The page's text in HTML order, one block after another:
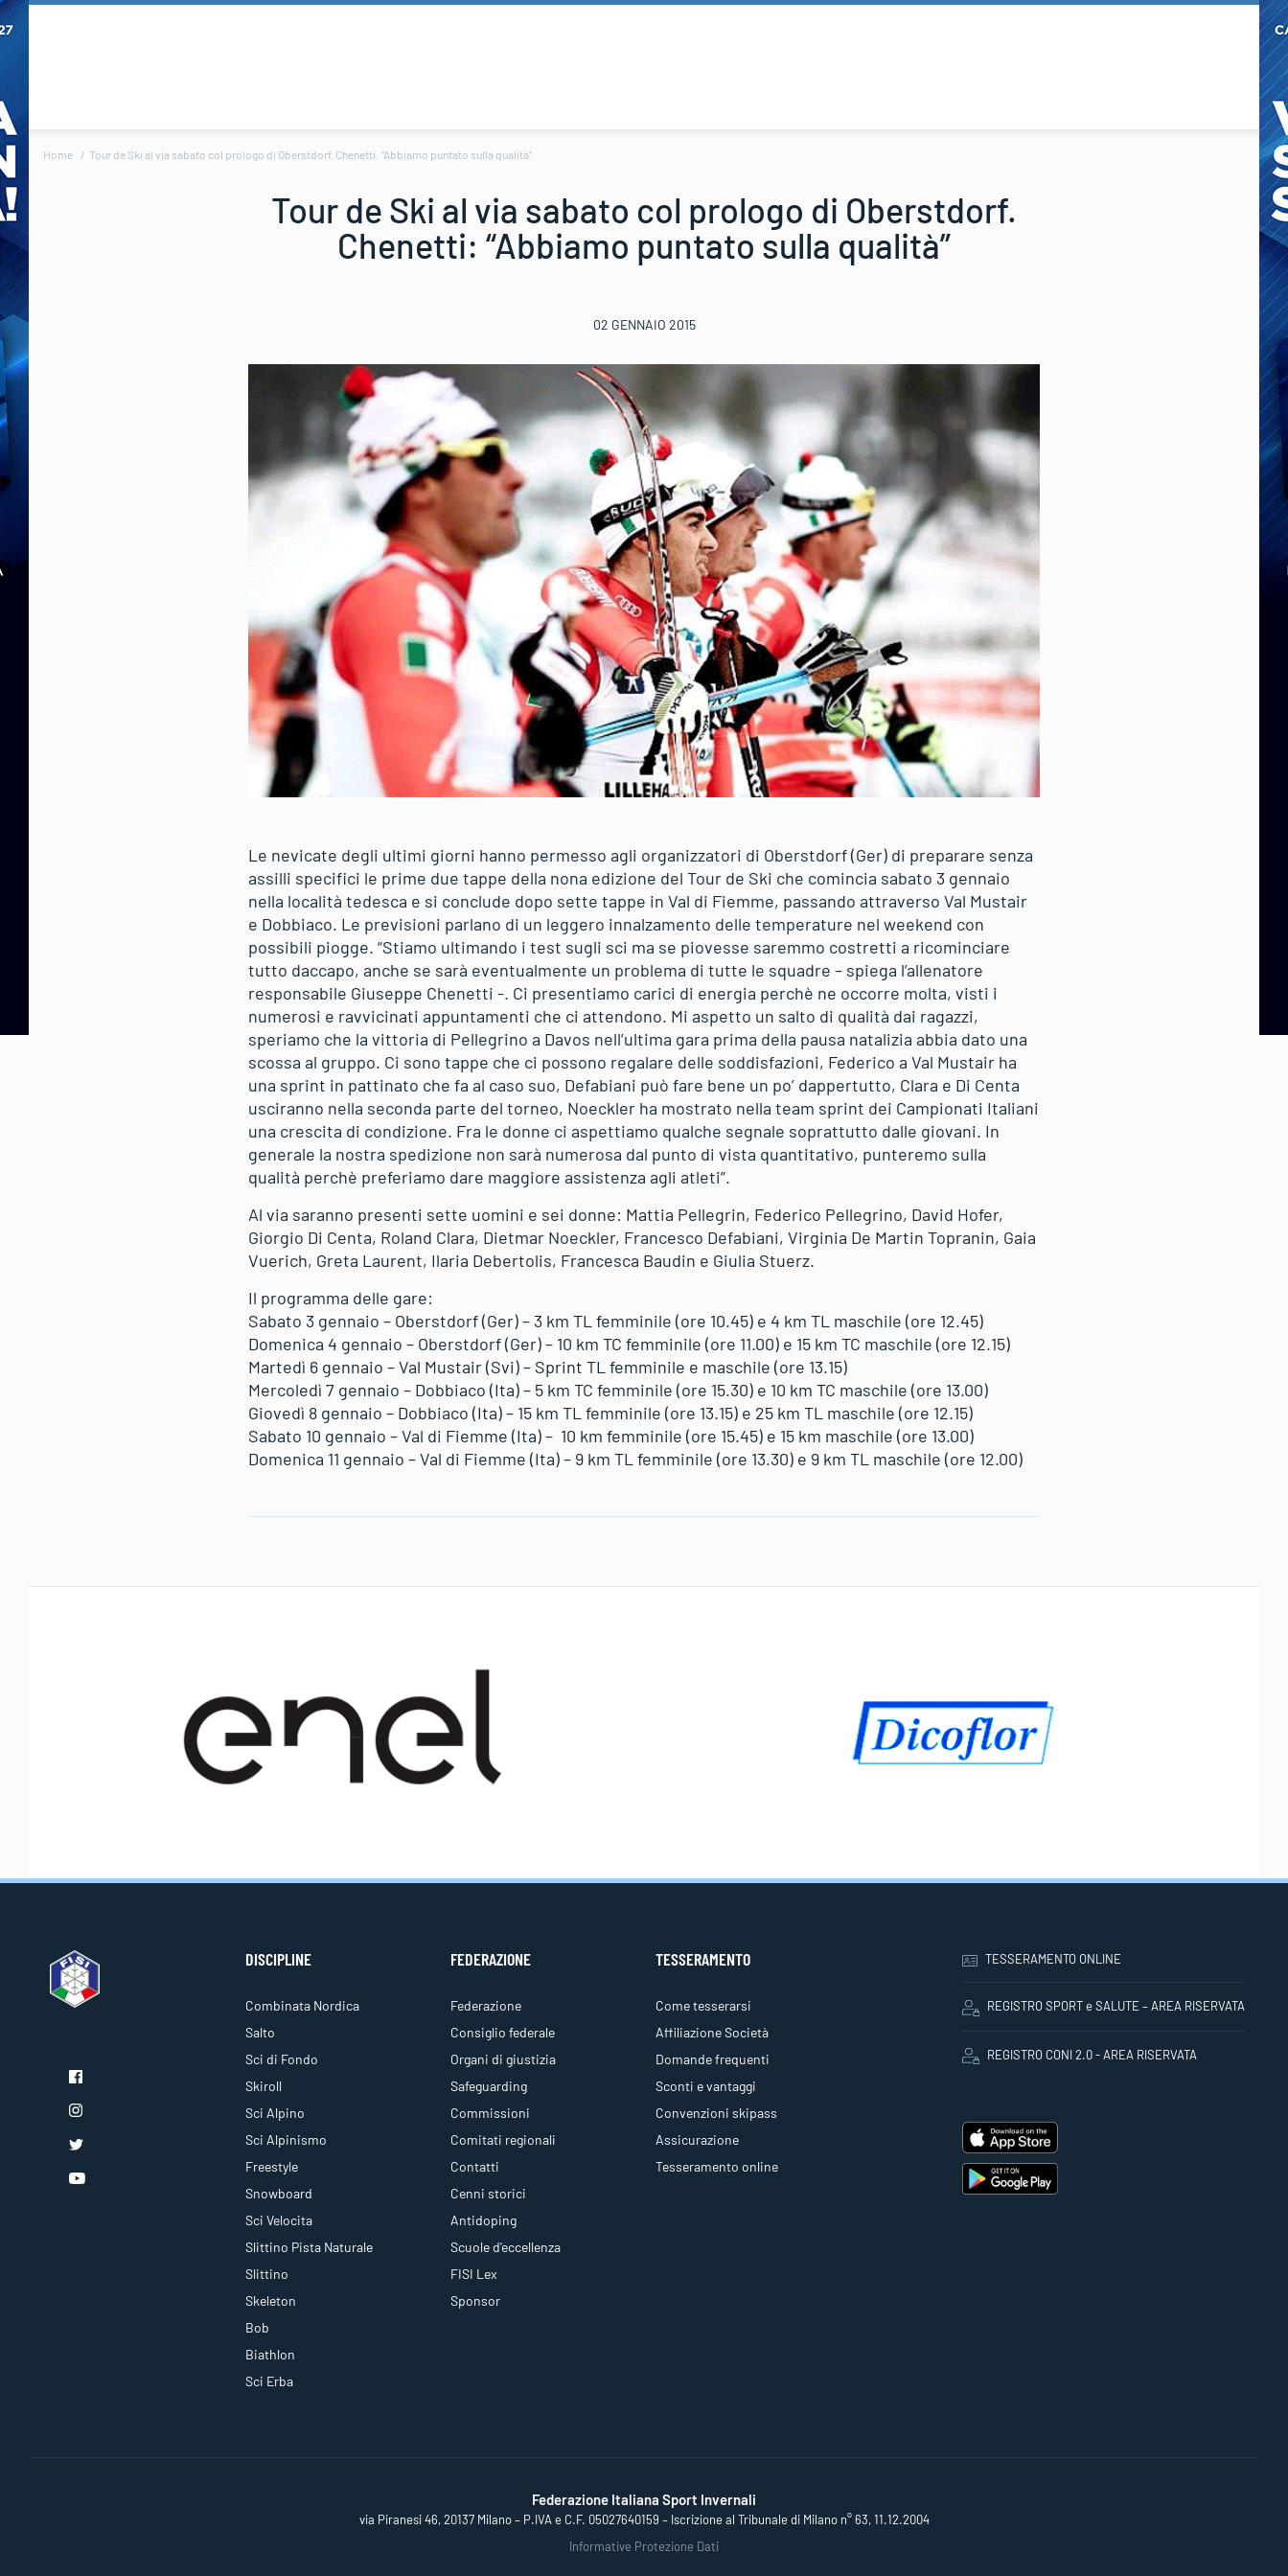
Home Tour de Ski al via sabato col prologo di Oberstdorf. Chenetti: “Abbiamo puntato sulla qualità”
Tour de Ski al via sabato col prologo di Oberstdorf.
Chenetti: “Abbiamo puntato sulla qualità”
02 GENNAIO 2015
Le nevicate degli ultimi giorni hanno permesso agli organizzatori di Oberstdorf (Ger) di preparare senza
assilli specifici le prime due tappe della nona edizione del Tour de Ski che comincia sabato 3 gennaio
nella località tedesca e si conclude dopo sette tappe in Val di Fiemme, passando attraverso Val Mustair
e Dobbiaco. Le previsioni parlano di un leggero innalzamento delle temperature nel weekend con
possibili piogge. “Stiamo ultimando i test sugli sci ma se piovesse saremmo costretti a ricominciare
tutto daccapo, anche se sarà eventualmente un problema di tutte le squadre – spiega l’allenatore
responsabile Giuseppe Chenetti -. Ci presentiamo carici di energia perchè ne occorre molta, visti i
numerosi e ravvicinati appuntamenti che ci attendono. Mi aspetto un salto di qualità dai ragazzi,
speriamo che la vittoria di Pellegrino a Davos nell’ultima gara prima della pausa natalizia abbia dato una
scossa al gruppo. Ci sono tappe che ci possono regalare delle soddisfazioni, Federico a Val Mustair ha
una sprint in pattinato che fa al caso suo, Defabiani può fare bene un po’ dappertutto, Clara e Di Centa
usciranno nella seconda parte del torneo, Noeckler ha mostrato nella team sprint dei Campionati Italiani
una crescita di condizione. Fra le donne ci aspettiamo qualche segnale soprattutto dalle giovani. In
generale la nostra spedizione non sarà numerosa dal punto di vista quantitativo, punteremo sulla
qualità perchè preferiamo dare maggiore assistenza agli atleti”.
Al via saranno presenti sette uomini e sei donne: Mattia Pellegrin, Federico Pellegrino, David Hofer,
Giorgio Di Centa, Roland Clara, Dietmar Noeckler, Francesco Defabiani, Virginia De Martin Topranin, Gaia
Vuerich, Greta Laurent, Ilaria Debertolis, Francesca Baudin e Giulia Stuerz.
Il programma delle gare:
Sabato 3 gennaio – Oberstdorf (Ger) – 3 km TL femminile (ore 10.45) e 4 km TL maschile (ore 12.45)
Domenica 4 gennaio – Oberstdorf (Ger) – 10 km TC femminile (ore 11.00) e 15 km TC maschile (ore 12.15)
Martedì 6 gennaio – Val Mustair (Svi) – Sprint TL femminile e maschile (ore 13.15)
Mercoledì 7 gennaio – Dobbiaco (Ita) – 5 km TC femminile (ore 15.30) e 10 km TC maschile (ore 13.00)
Giovedì 8 gennaio – Dobbiaco (Ita) – 15 km TL femminile (ore 13.15) e 25 km TL maschile (ore 12.15)
Sabato 10 gennaio – Val di Fiemme (Ita) – 10 km femminile (ore 15.45) e 15 km maschile (ore 13.00)
Domenica 11 gennaio – Val di Fiemme (Ita) – 9 km TL femminile (ore 13.30) e 9 km TL maschile (ore 12.00)
DISCIPLINE
Combinata Nordica
Salto
Sci di Fondo
Skiroll
Sci Alpino
Sci Alpinismo
Freestyle
Snowboard
Sci Velocita
Slittino Pista Naturale
Slittino
Skeleton
Bob
Biathlon
Sci Erba
FEDERAZIONE
Federazione
Consiglio federale
Organi di giustizia
Safeguarding
Commissioni
Comitati regionali
Contatti
Cenni storici
Antidoping
Scuole d'eccellenza
FISI Lex
Sponsor
TESSERAMENTO
Come tesserarsi
Affiliazione Società
Domande frequenti
Sconti e vantaggi
Convenzioni skipass
Assicurazione
Tesseramento online
TESSERAMENTO ONLINE
REGISTRO SPORT e SALUTE – AREA RISERVATA
REGISTRO CONI 2.0 - AREA RISERVATA
Federazione Italiana Sport Invernali
via Piranesi 46, 20137 Milano – P.IVA e C.F. 05027640159 – Iscrizione al Tribunale di Milano n° 63, 11.12.2004
Informative Protezione Dati